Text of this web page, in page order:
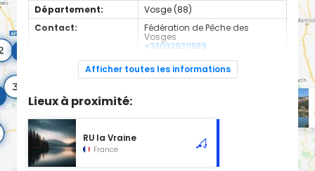
Département:
Vosge (88)
Contact:
Fédération de Pêche des
Vosges
+330329311889
Espèces de
Truite
Afficher toutes les informations
Lieux à proximité:
RU la Vraine
France